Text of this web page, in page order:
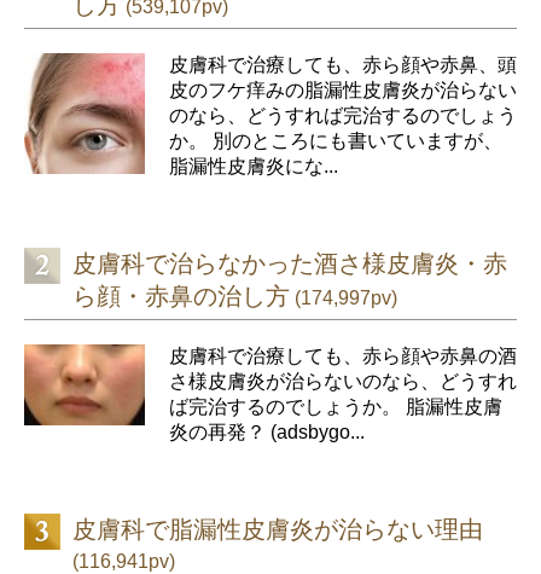
(539,107pv)
皮膚科で治療しても、赤ら顔や赤鼻、頭
皮のフケ痒みの脂漏性皮膚炎が治らない
のなら、どうすれば完治するのでしょう
か。 別のところにも書いていますが、
脂漏性皮膚炎にな...
皮膚科で治らなかった酒さ様皮膚炎・赤
ら顔・赤鼻の治し方 (174,997pv)
皮膚科で治療しても、赤ら顔や赤鼻の酒
さ様皮膚炎が治らないのなら、どうすれ
ば完治するのでしょうか。 脂漏性皮膚
炎の再発？ (adsbygo...
皮膚科で脂漏性皮膚炎が治らない理由
(116,941pv)